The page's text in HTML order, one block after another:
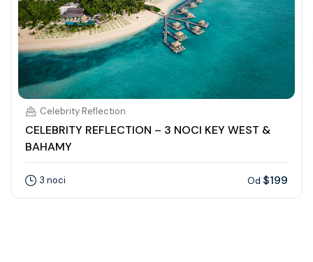
Celebrity Reflection
CELEBRITY REFLECTION – 3 NOCI KEY WEST &
BAHAMY
3 noci Od $199